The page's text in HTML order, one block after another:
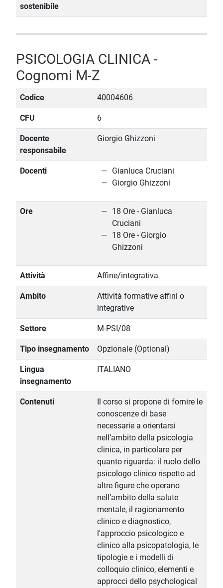
sostenibile
PSICOLOGIA CLINICA -
Cognomi M-Z
Codice 40004606
CFU 6
Docente
responsabile
Giorgio Ghizzoni
Docenti
Gianluca Cruciani
Giorgio Ghizzoni
Ore
18 Ore - Gianluca
Cruciani
18 Ore - Giorgio
Ghizzoni
Attività Affine/integrativa
Ambito
Attività formative affini o
integrative
Settore M-PSI/08
Tipo insegnamento Opzionale (Optional)
Lingua
insegnamento
ITALIANO
Contenuti
Il corso si propone di fornire le
conoscenze di base
necessarie a orientarsi
nell’ambito della psicologia
clinica, in particolare per
quanto riguarda: il ruolo dello
psicologo clinico rispetto ad
altre figure che operano
nell’ambito della salute
mentale, il ragionamento
clinico e diagnostico,
l'approccio psicologico e
clinico alla psicopatologia, le
tipologie e i modelli di
colloquio clinico, elementi e
approcci dello psychological